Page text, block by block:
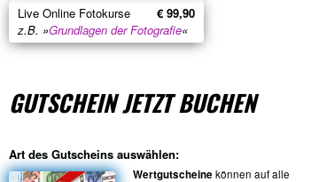
Live Online Fotokurse
€ 99,90
z.B. »Grundlagen der Fotografie«
GUTSCHEIN JETZT BUCHEN
Art des Gutscheins auswählen:
Wertgutscheine können auf alle